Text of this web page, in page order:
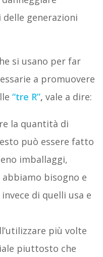
generazioni
si usano per far
a promuovere
“tre R”, vale a dire:
la quantità di
può essere fatto
imballaggi,
bisogno e
di quelli usa e
più volte
piuttosto che